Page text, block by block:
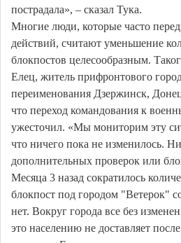
пострадала», – сказал Тука.
Многие люди, которые часто
действий, считают уменьшение
блокпостов целесообразным.
Елец, житель прифронтового
переименования Дзержинск,
что переход командования к
ужесточил. «Мы мониторим эту
что ничего пока не изменилось.
дополнительных проверок или
Месяца 3 назад сократилось
блокпост под городом "Ветерок"
нет. Вокруг города все без
это населению не доставляет